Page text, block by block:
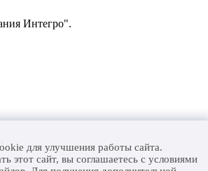
Интегро".
для улучшения работы сайта.
этот сайт, вы соглашаетесь с условиями